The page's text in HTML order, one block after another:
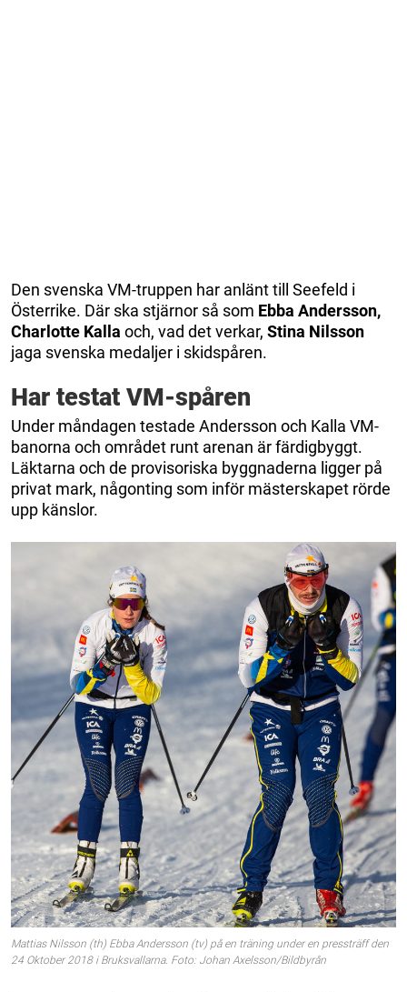
Den svenska VM-truppen har anlänt till Seefeld i
Österrike. Där ska stjärnor så som Ebba Andersson,
Charlotte Kalla och, vad det verkar, Stina Nilsson
jaga svenska medaljer i skidspåren.
Har testat VM-spåren
Under måndagen testade Andersson och Kalla VM-
banorna och området runt arenan är färdigbyggt.
Läktarna och de provisoriska byggnaderna ligger på
privat mark, någonting som inför mästerskapet rörde
upp känslor.
Mattias Nilsson (th) Ebba Andersson (tv) på en träning under en pressträff den
24 Oktober 2018 i Bruksvallarna. Foto: Johan Axelsson/Bildbyrån